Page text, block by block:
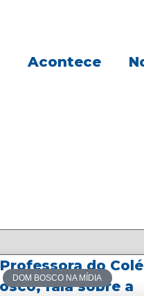
Acontece
DOM BOSCO NA MÍDIA